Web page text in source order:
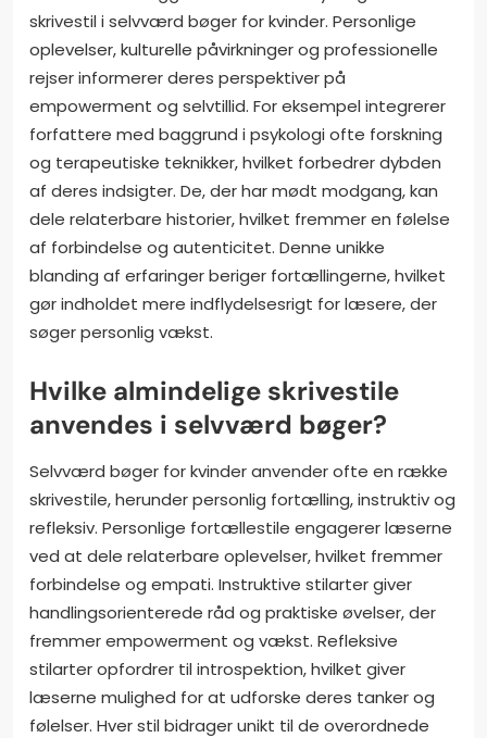
skrivestil i selvværd bøger for kvinder. Personlige
oplevelser, kulturelle påvirkninger og professionelle
rejser informerer deres perspektiver på
empowerment og selvtillid. For eksempel integrerer
forfattere med baggrund i psykologi ofte forskning
og terapeutiske teknikker, hvilket forbedrer dybden
af deres indsigter. De, der har mødt modgang, kan
dele relaterbare historier, hvilket fremmer en følelse
af forbindelse og autenticitet. Denne unikke
blanding af erfaringer beriger fortællingerne, hvilket
gør indholdet mere indflydelsesrigt for læsere, der
søger personlig vækst.
Hvilke almindelige skrivestile
anvendes i selvværd bøger?
Selvværd bøger for kvinder anvender ofte en række
skrivestile, herunder personlig fortælling, instruktiv og
refleksiv. Personlige fortællestile engagerer læserne
ved at dele relaterbare oplevelser, hvilket fremmer
forbindelse og empati. Instruktive stilarter giver
handlingsorienterede råd og praktiske øvelser, der
fremmer empowerment og vækst. Refleksive
stilarter opfordrer til introspektion, hvilket giver
læserne mulighed for at udforske deres tanker og
følelser. Hver stil bidrager unikt til de overordnede